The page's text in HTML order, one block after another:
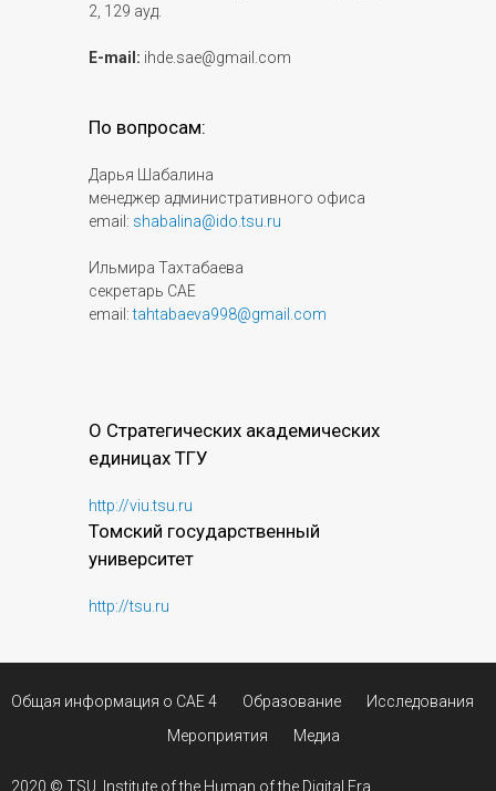
2, 129 ауд.
E-mail: ihde.sae@gmail.com
По вопросам:
Дарья Шабалина
менеджер административного офиса
email: shabalina@ido.tsu.ru
Ильмира Тахтабаева
секретарь САЕ
email:tahtabaeva998@gmail.com
О Стратегических академических
единицах ТГУ
http://viu.tsu.ru
Томский государственный
университет
http://tsu.ru
Общая информация о САЕ 4 Образование
Исследования
Мероприятия
Медиа
2020 © TSU , Institute of the Human of the Digital Era